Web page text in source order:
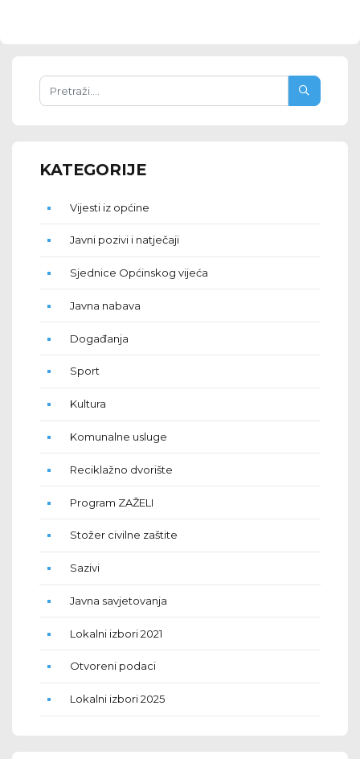
KATEGORIJE
Vijesti iz općine
Javni pozivi i natječaji
Sjednice Općinskog vijeća
Javna nabava
Događanja
Sport
Kultura
Komunalne usluge
Reciklažno dvorište
Program ZAŽELI
Stožer civilne zaštite
Sazivi
Javna savjetovanja
Lokalni izbori 2021
Otvoreni podaci
Lokalni izbori 2025